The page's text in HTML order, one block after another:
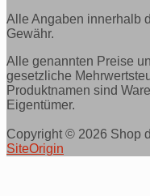
Alle Angaben innerhalb
Gewähr.
Alle genannten Preise
gesetzliche
Produktnamen sind
Eigentümer.
Copyright © 2026 Shop
SiteOrigin